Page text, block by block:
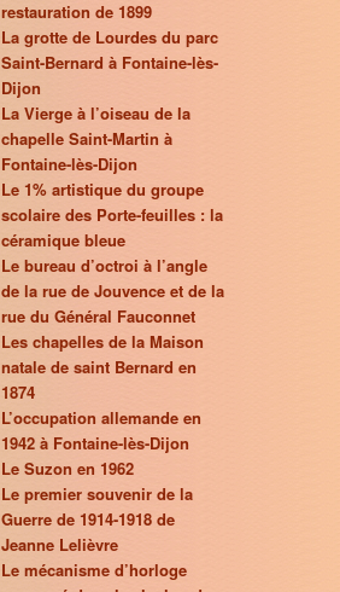
restauration de 1899
La grotte de Lourdes du parc
Saint-Bernard à Fontaine-lès-
Dijon
La Vierge à l’oiseau de la
chapelle Saint-Martin à
Fontaine-lès-Dijon
Le 1% artistique du groupe
scolaire des Porte-feuilles : la
céramique bleue
Le bureau d’octroi à l’angle
de la rue de Jouvence et de la
rue du Général Fauconnet
Les chapelles de la Maison
natale de saint Bernard en
1874
L’occupation allemande en
1942 à Fontaine-lès-Dijon
Le Suzon en 1962
Le premier souvenir de la
Guerre de 1914-1918 de
Jeanne Lelièvre
Le mécanisme d’horloge